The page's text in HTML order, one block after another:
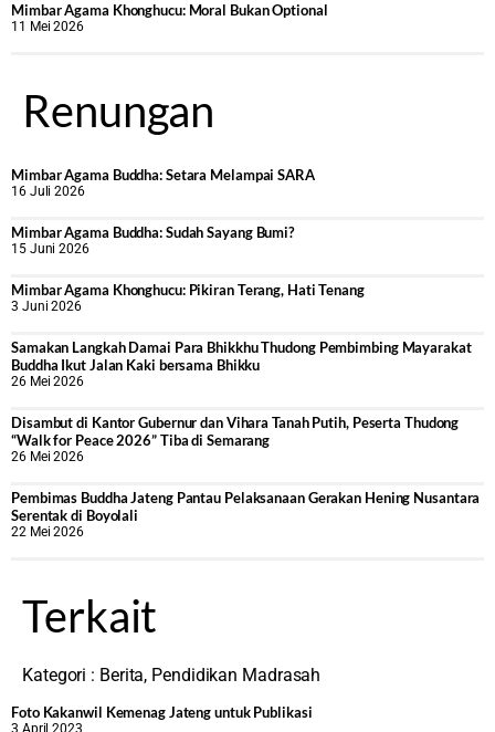
Mimbar Agama Khonghucu: Moral Bukan Optional
11 Mei 2026
Renungan
Mimbar Agama Buddha: Setara Melampai SARA
16 Juli 2026
Mimbar Agama Buddha: Sudah Sayang Bumi?
15 Juni 2026
Mimbar Agama Khonghucu: Pikiran Terang, Hati Tenang
3 Juni 2026
Samakan Langkah Damai Para Bhikkhu Thudong Pembimbing Mayarakat
Buddha Ikut Jalan Kaki bersama Bhikku
26 Mei 2026
Disambut di Kantor Gubernur dan Vihara Tanah Putih, Peserta Thudong
“Walk for Peace 2026” Tiba di Semarang
26 Mei 2026
‎Pembimas Buddha Jateng Pantau Pelaksanaan Gerakan Hening Nusantara
Serentak di Boyolali
22 Mei 2026
Terkait
Kategori : Berita, Pendidikan Madrasah
Foto Kakanwil Kemenag Jateng untuk Publikasi